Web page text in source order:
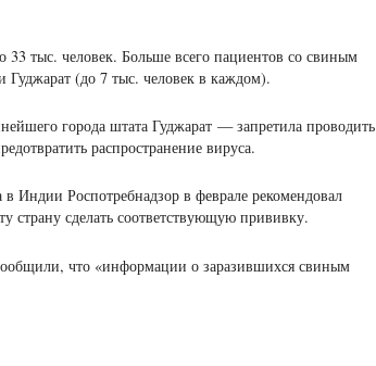
33 тыс. человек. Больше всего пациентов со свиным
Гуджарат (до 7 тыс. человек в каждом).
города штата Гуджарат — запретила проводить
распространение вируса.
Индии Роспотребнадзор в феврале рекомендовал
страну сделать соответствующую прививку.
что «информации о заразившихся свиным